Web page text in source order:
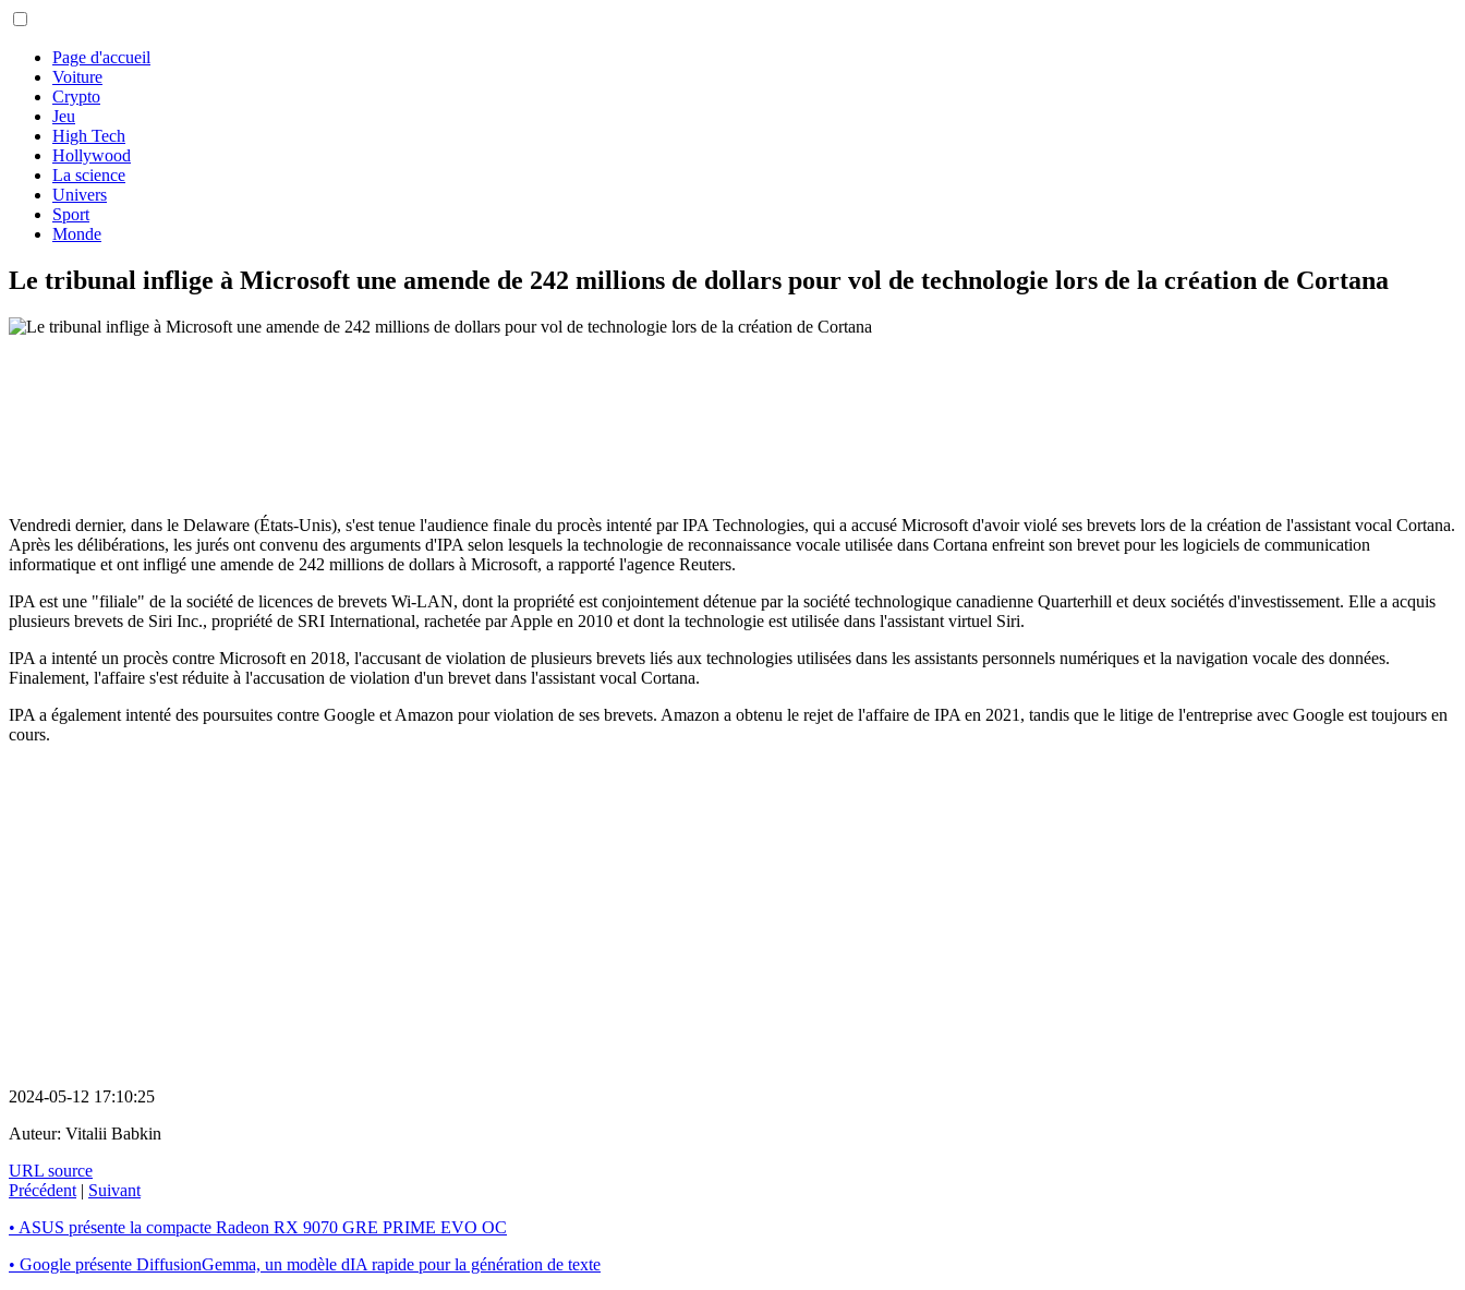
Page d'accueil
Voiture
Crypto
Jeu
High Tech
Hollywood
La science
Univers
Sport
Monde
Le tribunal inflige à Microsoft une amende de 242 millions de dollars pour vol de technologie lors de la création de Cortana
Vendredi dernier, dans le Delaware (États-Unis), s'est tenue l'audience finale du procès intenté par IPA Technologies, qui a accusé Microsoft d'avoir violé ses brevets lors de la création de l'assistant vocal Cortana.
Après les délibérations, les jurés ont convenu des arguments d'IPA selon lesquels la technologie de reconnaissance vocale utilisée dans Cortana enfreint son brevet pour les logiciels de communication
informatique et ont infligé une amende de 242 millions de dollars à Microsoft, a rapporté l'agence Reuters.
IPA est une "filiale" de la société de licences de brevets Wi-LAN, dont la propriété est conjointement détenue par la société technologique canadienne Quarterhill et deux sociétés d'investissement. Elle a acquis
plusieurs brevets de Siri Inc., propriété de SRI International, rachetée par Apple en 2010 et dont la technologie est utilisée dans l'assistant virtuel Siri.
IPA a intenté un procès contre Microsoft en 2018, l'accusant de violation de plusieurs brevets liés aux technologies utilisées dans les assistants personnels numériques et la navigation vocale des données.
Finalement, l'affaire s'est réduite à l'accusation de violation d'un brevet dans l'assistant vocal Cortana.
IPA a également intenté des poursuites contre Google et Amazon pour violation de ses brevets. Amazon a obtenu le rejet de l'affaire de IPA en 2021, tandis que le litige de l'entreprise avec Google est toujours en
cours.
2024-05-12 17:10:25
Auteur: Vitalii Babkin
URL source
Précédent | Suivant
• ASUS présente la compacte Radeon RX 9070 GRE PRIME EVO OC
• Google présente DiffusionGemma, un modèle dIA rapide pour la génération de texte